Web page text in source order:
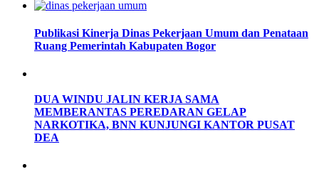
Publikasi Kinerja Dinas Pekerjaan Umum dan Penataan
Ruang Pemerintah Kabupaten Bogor
DUA WINDU JALIN KERJA SAMA
MEMBERANTAS PEREDARAN GELAP
NARKOTIKA, BNN KUNJUNGI KANTOR PUSAT
DEA